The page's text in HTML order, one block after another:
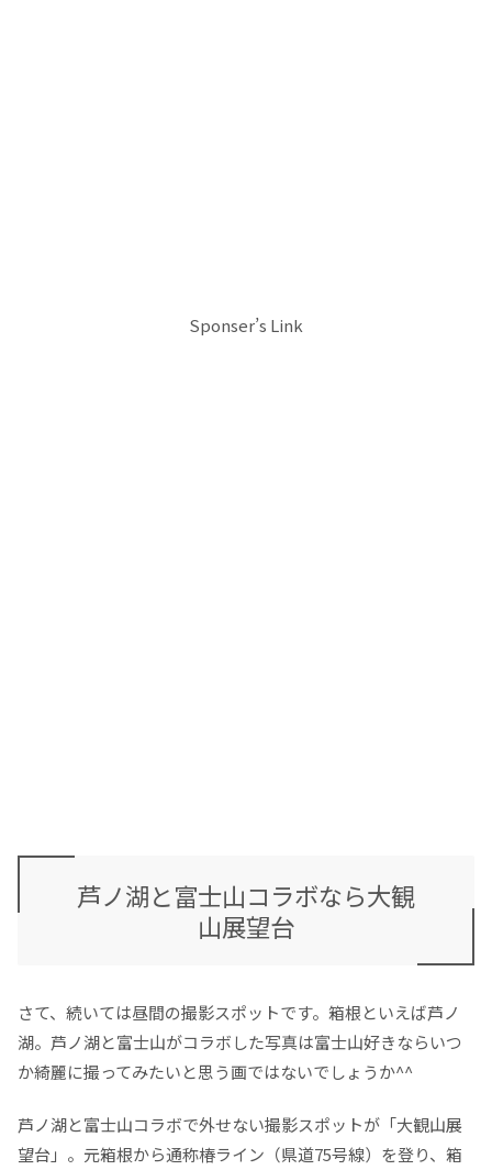
Sponser’s Link
芦ノ湖と富士山コラボなら大観
山展望台
さて、続いては昼間の撮影スポットです。箱根といえば芦ノ
湖。芦ノ湖と富士山がコラボした写真は富士山好きならいつ
か綺麗に撮ってみたいと思う画ではないでしょうか^^
芦ノ湖と富士山コラボで外せない撮影スポットが「大観山展
望台」。元箱根から通称椿ライン（県道75号線）を登り、箱